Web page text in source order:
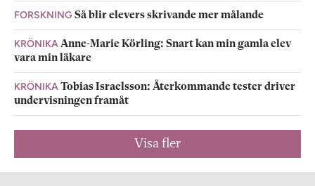
FORSKNING Så blir elevers skrivande mer målande
KRÖNIKA Anne-Marie Körling: Snart kan min gamla elev
vara min läkare
KRÖNIKA Tobias Israelsson: Återkommande tester driver
undervisningen framåt
Visa fler